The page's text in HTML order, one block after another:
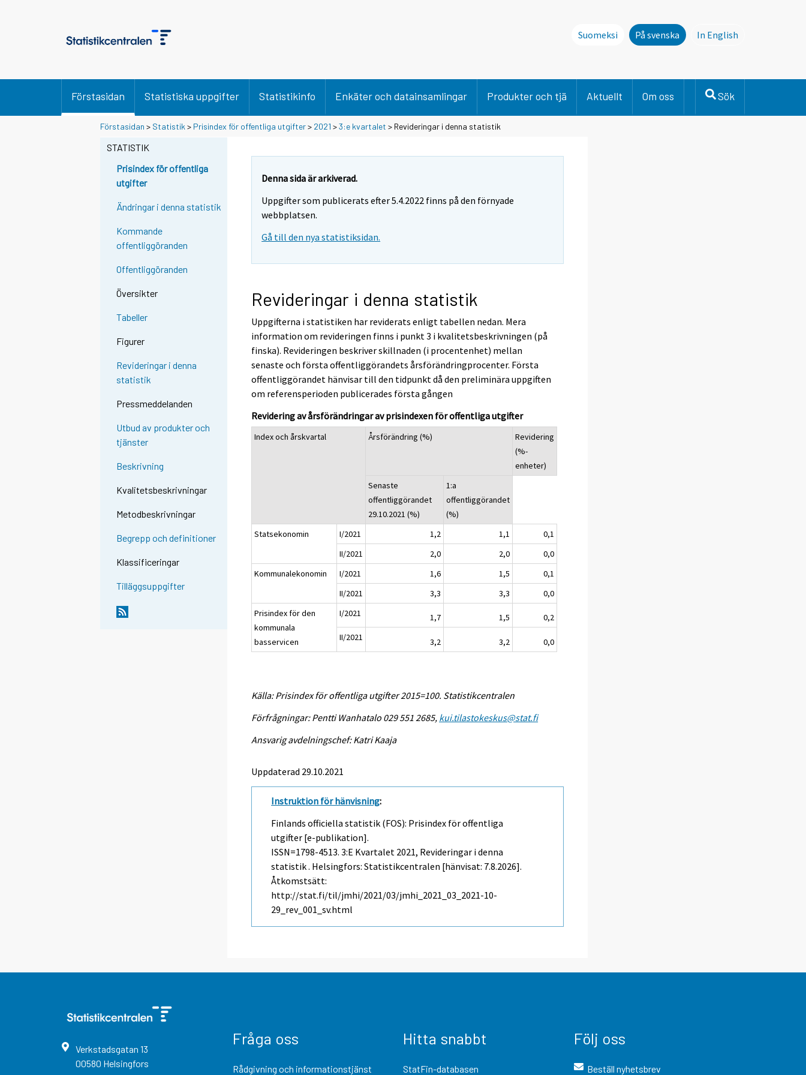
Suomeksi På svenska
In English
Förstasidan Statistiska uppgifter Statistikinfo Enkäter och datainsamlingar Produkter och tjä Aktuellt Om oss Sök
Förstasidan > Statistik > Prisindex för offentliga utgifter> 2021 >3:e kvartalet > Revideringar i denna statistik
STATISTIK
Prisindex för offentliga
utgifter
Ändringar i denna statistik
Kommande
offentliggöranden
Offentliggöranden
Översikter
Tabeller
Figurer
Revideringar i denna
statistik
Pressmeddelanden
Utbud av produkter och
tjänster
Beskrivning
Kvalitetsbeskrivningar
Metodbeskrivningar
Begrepp och definitioner
Klassificeringar
Tilläggsuppgifter
Denna sida är arkiverad.
Uppgifter som publicerats efter 5.4.2022 finns på den förnyade
webbplatsen.
Gå till den nya statistiksidan.
Revideringar i denna statistik
Uppgifterna i statistiken har reviderats enligt tabellen nedan. Mera
information om revideringen finns i punkt 3 i kvalitetsbeskrivningen (på
finska). Revideringen beskriver skillnaden (i procentenhet) mellan
senaste och första offentliggörandets årsförändringprocenter. Första
offentliggörandet hänvisar till den tidpunkt då den preliminära uppgiften
om referensperioden publicerades första gången
Revidering av årsförändringar av prisindexen för offentliga utgifter
Index och årskvartal Årsförändring (%)
Revidering
(%-
enheter)
Senaste
offentliggörandet
29.10.2021 (%)
1:a
offentliggörandet
(%)
Statsekonomin
I/2021 1,2 1,1
0,1
II/2021
2,0 2,0
0,0
Kommunalekonomin
I/2021 1,6 1,5
0,1
II/2021
3,3 3,3
0,0
Prisindex för den
kommunala
basservicen
I/2021 1,7 1,5
0,2
II/2021
3,2 3,2 0,0
Källa: Prisindex för offentliga utgifter 2015=100. Statistikcentralen
Förfrågningar: Pentti Wanhatalo 029 551 2685, kui.tilastokeskus@stat.fi
Ansvarig avdelningschef: Katri Kaaja
Uppdaterad 29.10.2021
Instruktion för hänvisning:
Finlands officiella statistik (FOS): Prisindex för offentliga
utgifter [e-publikation].
ISSN=1798-4513.3:e Kvartalet 2021, Revideringar i denna
statistik . Helsingfors: Statistikcentralen [hänvisat: 7.8.2026].
Åtkomstsätt:
http://stat.fi/til/jmhi/2021/03/jmhi_2021_03_2021-10-
29_rev_001_sv.html
Verkstadsgatan 13
00580 Helsingfors
Fråga oss
Rådgivning och informationstjänst
Hitta snabbt
StatFin-databasen
Följ oss
Beställ nyhetsbrev